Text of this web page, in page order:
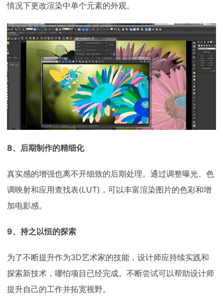
情况下更改渲染中单个元素的外观。
8、后期制作的精细化
真实感的增强也离不开细致的后期处理。通过调整曝光、色
调映射和应用查找表(LUT)，可以丰富渲染图片的色彩和增
加电影感。
9、持之以恒的探索
为了不断提升作为3D艺术家的技能，设计师应持续实践和
探索新技术，哪怕项目已经完成。不断尝试可以帮助设计师
提升自己的工作并拓宽视野。